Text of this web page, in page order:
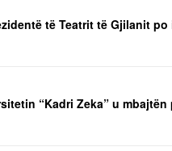
të Teatrit të Gjilanit po
“Kadri Zeka” u